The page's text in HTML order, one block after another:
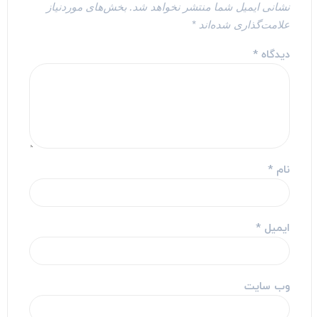
نشانی ایمیل شما منتشر نخواهد شد. بخش‌های موردنیاز
علامت‌گذاری شده‌اند*
دیدگاه*
نام*
ایمیل*
وب‌ سایت